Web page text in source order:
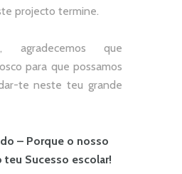
projecto termine.
agradecemos que
para que possamos
te neste teu grande
– Porque o nosso
Sucesso escolar!